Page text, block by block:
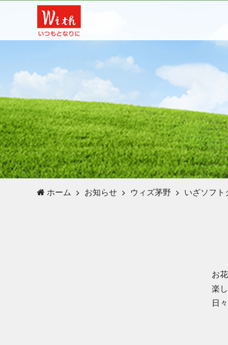
ホーム お知らせ ウィズ茅野 いざソフト
お
楽
日